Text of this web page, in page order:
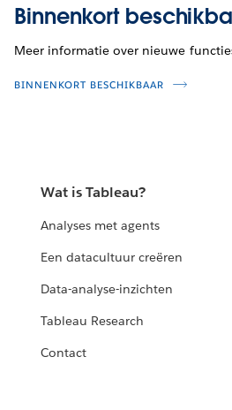
Binnenkort
Meer informatie over nieuwe
BINNENKORT BESCHIKBAAR
Wat is Tableau?
Analyses met agents
Een datacultuur creëren
Data-analyse-inzichten
Tableau Research
Contact